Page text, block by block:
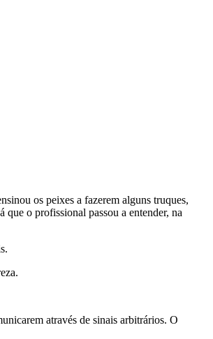
os peixes a fazerem alguns truques,
que o profissional passou a entender, na
através de sinais arbitrários. O